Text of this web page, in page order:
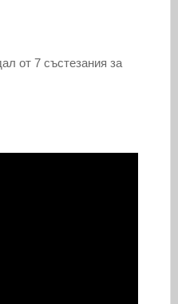
от 7 състезания за